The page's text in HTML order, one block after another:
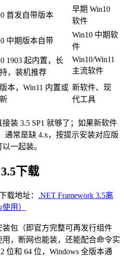
首发自带版本
早期 Win10
软件
中期版本自带
Win10 中期软
件
1903 起内置，长
，装机推荐
Win10/Win11
主流软件
本，Win11 内置或 新软件、现
代工具
装 3.5 SP1 就够了；如果新软件
通常是缺 4.x，按提示安装对应版
一起装。
下载
载地址： .NET Framework 3.5离
用）
包（即官方完整可再发行组件
，断网也能装，还能配合命令实
位和 64 位，Windows 全版本通